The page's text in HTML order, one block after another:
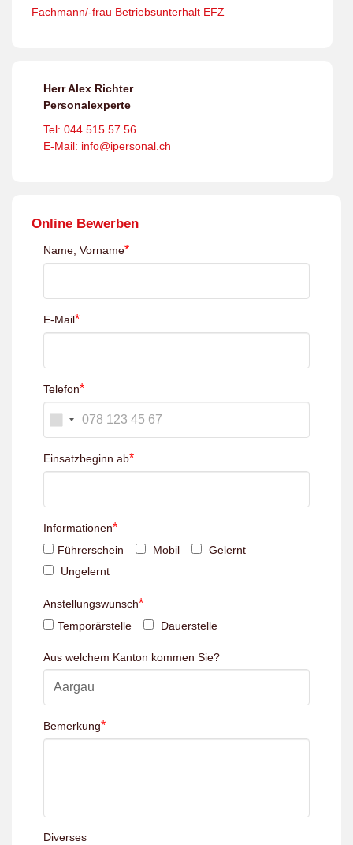
Fachmann/-frau Betriebsunterhalt EFZ
Herr Alex Richter
Personalexperte
Tel: 044 515 57 56
E-Mail: info@ipersonal.ch
Online Bewerben
Name, Vorname*
E-Mail*
Telefon*
Einsatzbeginn ab*
Informationen*
Führerschein Mobil
Gelernt
Ungelernt
Anstellungswunsch*
Temporärstelle Dauerstelle
Aus welchem Kanton kommen Sie?
Bemerkung*
Diverses